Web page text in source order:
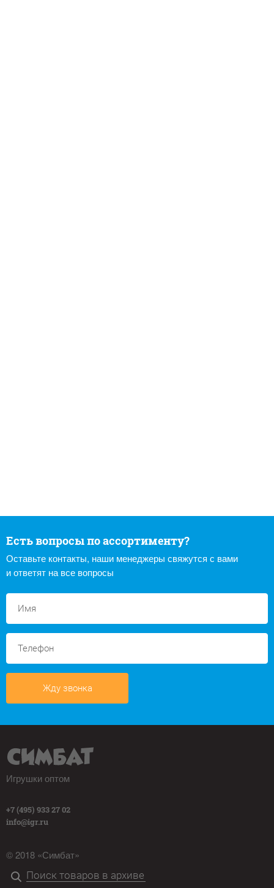
Есть вопросы по ассортименту?
Оставьте контакты, наши менеджеры свяжутся с вами
и ответят на все вопросы
Жду звонка
Игрушки оптом
+7 (495) 933 27 02
info@igr.ru
© 2018 «Симбат»